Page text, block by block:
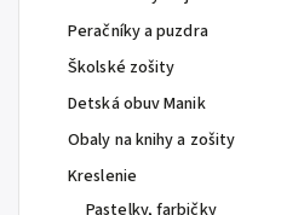
Peračníky a puzdra
Školské zošity
Detská obuv Manik
Obaly na knihy a zošity
Kreslenie
Pastelky, farbičky